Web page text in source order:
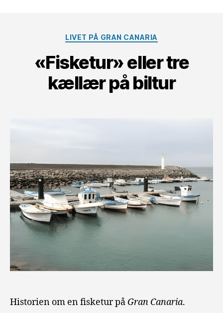
Kategorier
LIVET PÅ GRAN CANARIA
«Fisketur» eller tre
kællær på biltur
Historien om en fisketur på Gran Canaria.